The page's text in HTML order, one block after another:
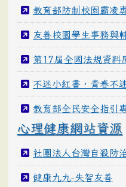
教育部防制校園霸凌
友善校園學生事務與
第17屆全國法規資料
不迷小紅書，青春不
教育部全民安全指引
心理健康網站資源
社團法人台灣自殺防
健康九九-失智友善